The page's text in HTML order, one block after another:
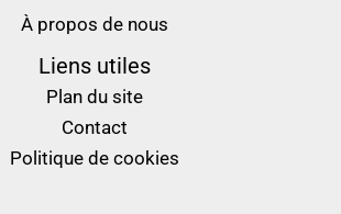
À propos de nous
Liens utiles
Plan du site
Contact
Politique de cookies